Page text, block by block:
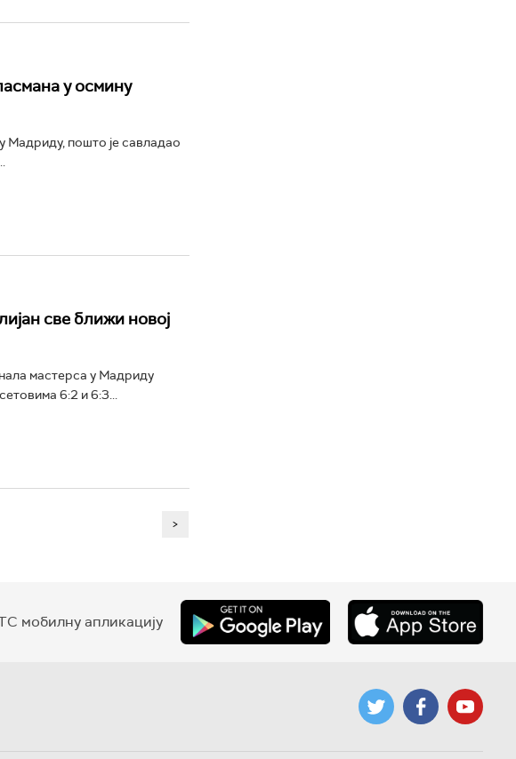
у осмину
Мадриду, пошто је савладао
све ближи новој
мастерса у Мадриду
6:2 и 6:3...
>
мобилну апликацију